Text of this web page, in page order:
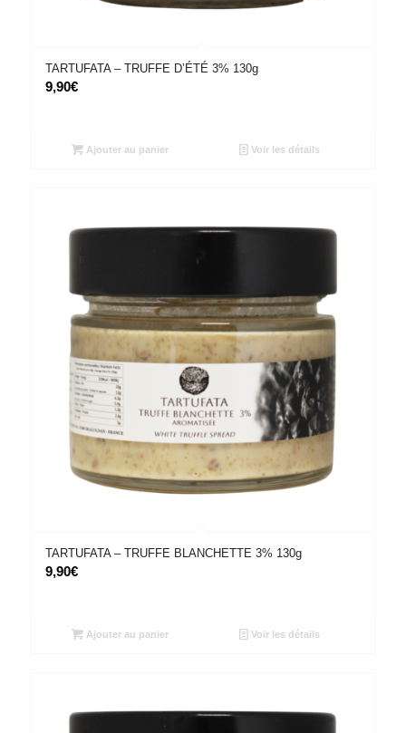
TARTUFATA – TRUFFE D’ÉTÉ 3% 130g
9,90€
Ajouter au panier Voir les détails
TARTUFATA – TRUFFE BLANCHETTE 3% 130g
9,90€
Ajouter au panier Voir les détails